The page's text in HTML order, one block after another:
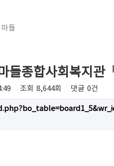
들
들종합사회복지
조회 8,644회 댓글 0건